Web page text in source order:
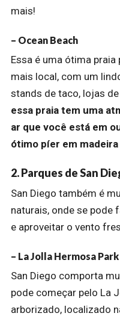
mais!
– Ocean Beach
Essa é uma ótima
mais local, com um
stands de taco, lojas
essa praia tem uma
ar que você está em
ótimo píer em
2. Parques de San
San Diego também é
naturais, onde se pode
e aproveitar o vento
– La Jolla Hermosa Park
San Diego comporta
pode começar pelo La
arborizado, localizado